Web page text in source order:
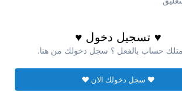
♥ تسجيل دخول ♥
حساب بالفعل ؟ سجل دخولك من هنا.
♥ سجل دخولك الان ♥